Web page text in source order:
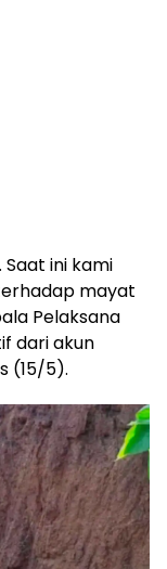
ini kami
mayat
Pelaksana
dari akun
(15/5).